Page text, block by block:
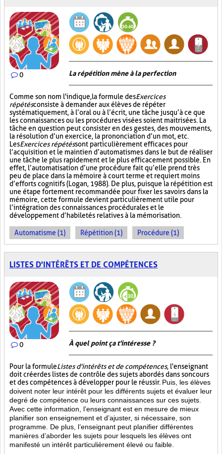
0 La répétition mène à la perfection
Comme son nom l'indique, la formule desExercices
répétésconsiste à demander aux élèves de répéter
systématiquement, à l’oral ou à l’écrit, une tâche jusqu’à ce que
les connaissances ou les procédures visées soient maitrisées. La
tâche en question peut consister en des gestes, des mouvements,
la résolution d’un exercice, la prononciation d’un mot, etc.
LesExercices répétéssont particulièrement efficaces pour
l’acquisition et le maintien d’automatismes dans le but de réaliser
une tâche le plus rapidement et le plus efficacement possible. En
effet, l’automatisation d’une procédure fait qu’elle prend très
peu de place dans la mémoire à court terme et requiert moins
d’efforts cognitifs (Logan, 1988). De plus, puisque la répétition est
une étape fortement recommandée pour fixer les savoirs dans la
mémoire, cette formule devient particulièrement utile pour
l’intégration des connaissances procédurales et le
développement d’habiletés relatives à la mémorisation.
Automatisme (1) Répétition (1) Procédure (1)
LISTES D'INTÉRÊTS ET DE COMPÉTENCES
0 À quel point ça t'intéresse ?
Pour la formuleListes d'intérêts et de compétences, l'enseignant
doit créer des listes de contrôle des sujets abordés dans son cours
et des compétences à développer pour le réussir. Puis, les élèves
doivent noter leur intérêt pour les différents sujets et évaluer leur
degré de compétence ou leurs connaissances sur ces sujets.
Avec cette information, l’enseignant est en mesure de mieux
planifier son enseignement et d’ajuster, si nécessaire, son
programme. De plus, l’enseignant peut planifier différentes
manières d’aborder les sujets pour lesquels les élèves ont
manifesté un intérêt particulièrement élevé ou faible.